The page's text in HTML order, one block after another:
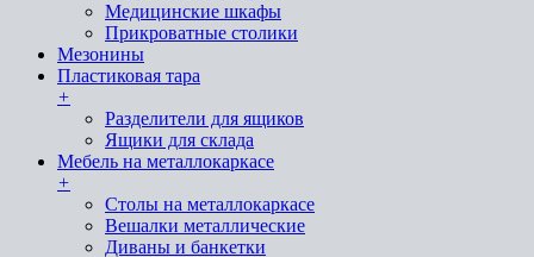
Медицинские шкафы
Прикроватные столики
Мезонины
Пластиковая тара
+
Разделители для ящиков
Ящики для склада
Мебель на металлокаркасе
+
Cтолы на металлокаркасе
Вешалки металлические
Диваны и банкетки